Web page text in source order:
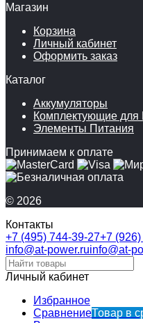
Магазин
Корзина
Личный кабинет
Оформить заказ
Каталог
Аккумуляторы
Комплектующие для
Элементы Питания
Принимаем к оплате
© 2026
Контакты
+7 (495) 744-39-27+7
info@at-power.ruinfo@at-
Личный кабинет
Избранное
СравнениеТовар в